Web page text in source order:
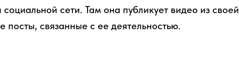
сети. Там она публикует видео из своей
посты, связанные с ее деятельностью.